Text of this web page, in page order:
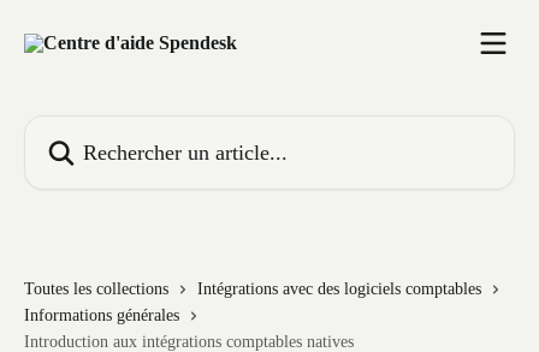
Toutes les collections
Intégrations avec des logiciels comptables
Informations générales
Introduction aux intégrations comptables natives